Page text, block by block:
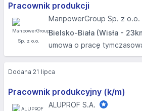
Pracownik produkcji
ManpowerGroup Sp. z o.o.
Bielsko-Biała (Wisła -
umowa o pracę
Pracownik produkcyjny (k/m)
ALUPROF S.A.
Dodana 21 lipca